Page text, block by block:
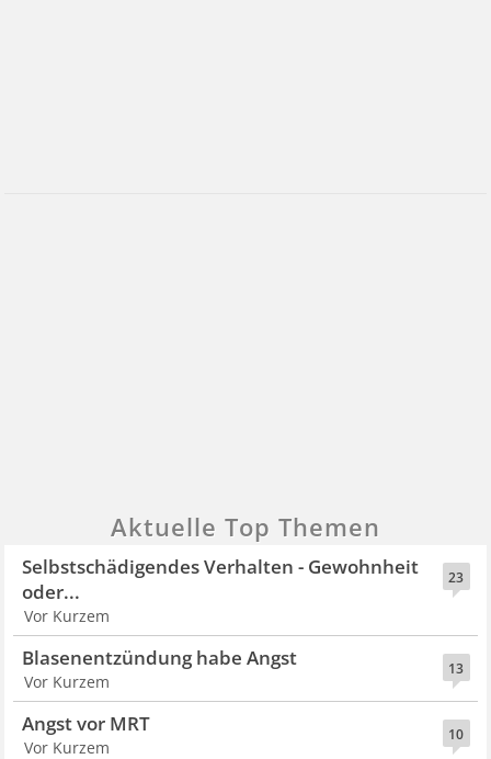
Aktuelle Top Themen
23
Selbstschädigendes Verhalten - Gewohnheit
oder...
Vor Kurzem
13
Blasenentzündung habe Angst
Vor Kurzem
10
Angst vor MRT
Vor Kurzem